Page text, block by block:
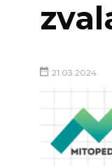
21.03.2024.